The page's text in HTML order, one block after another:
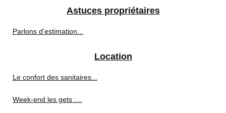
Astuces propriétaires
Parlons d'estimation...
Location
Le confort des sanitaires...
Week-end les gets :...